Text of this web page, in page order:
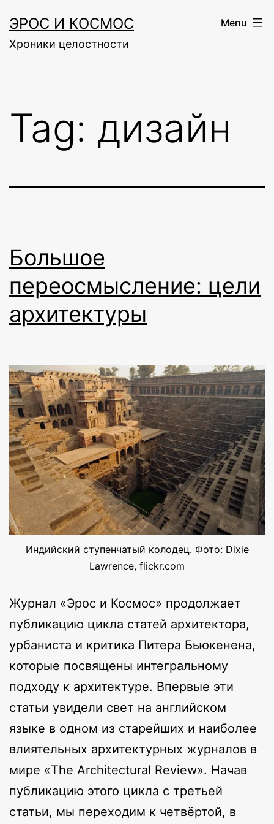
to
content
ЭРОС И КОСМОС
Хроники целостности
Menu
Tag: дизайн
Большое
переосмысление: цели
архитектуры
Индийский ступенчатый колодец. Фото: Dixie
Lawrence, flickr.com
Журнал «Эрос и Космос» продолжает
публикацию цикла статей архитектора,
урбаниста и критика Питера Бьюкенена,
которые посвящены интегральному
подходу к архитектуре. Впервые эти
статьи увидели свет на английском
языке в одном из старейших и наиболее
влиятельных архитектурных журналов в
мире «The Architectural Review». Начав
публикацию этого цикла с третьей
статьи, мы переходим к четвёртой, в